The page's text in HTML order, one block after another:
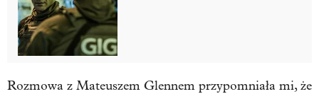
Rozmowa z Mateuszem Glennem przypomniała mi, że